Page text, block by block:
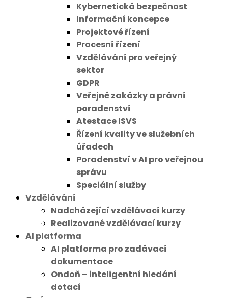
Kybernetická bezpečnost
Informační koncepce
Projektové řízení
Procesní řízení
Vzdělávání pro veřejný
sektor
GDPR
Veřejné zakázky a právní
poradenství
Atestace ISVS
Řízení kvality ve služebních
úřadech
Poradenství v AI pro veřejnou
správu
Speciální služby
Vzdělávání
Nadcházející vzdělávací kurzy
Realizované vzdělávací kurzy
AI platforma
AI platforma pro zadávací
dokumentace
Ondoň – inteligentní hledání
dotací